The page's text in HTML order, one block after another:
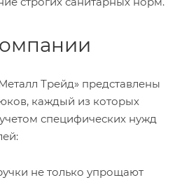
Трейд» представлены
каждый из которых
специфических нужд
не только упрощают